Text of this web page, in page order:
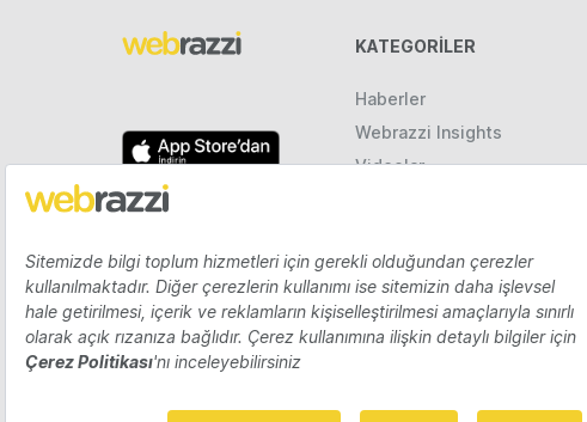
KATEGORILER
Haberler
Webrazzi Insights
Videolar